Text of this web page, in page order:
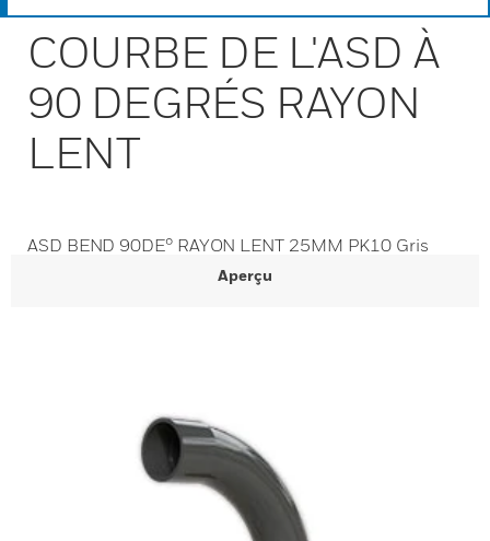
COURBE DE L'ASD À
90 DEGRÉS RAYON
LENT
ASD BEND 90DE° RAYON LENT 25MM PK10 Gris
Aperçu